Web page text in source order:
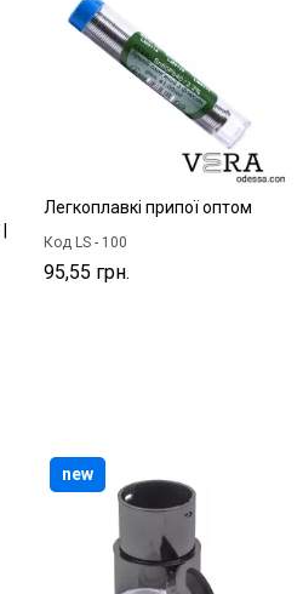
Легкоплавкі припої оптом
Код LS - 100
95,55 грн.
new